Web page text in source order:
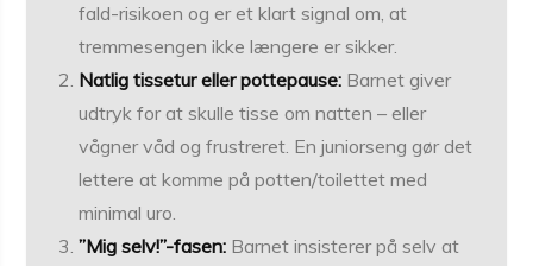
fald-risikoen og er et klart signal om, at
tremmesengen ikke længere er sikker.
Natlig tissetur eller pottepause: Barnet giver
udtryk for at skulle tisse om natten – eller
vågner våd og frustreret. En juniorseng gør det
lettere at komme på potten/toilettet med
minimal uro.
”Mig selv!”-fasen: Barnet insisterer på selv at